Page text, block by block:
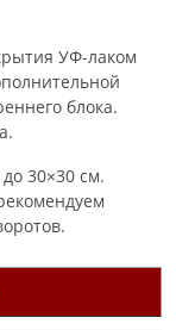
УФ-лаком
блока.
30×30 см.